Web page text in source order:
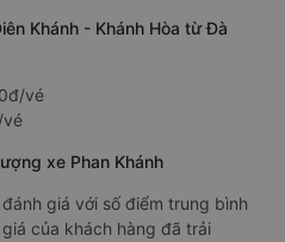
Khánh - Khánh Hòa từ Đà
vé
vé
xe Phan Khánh
giá với số điểm trung bình
của khách hàng đã trải